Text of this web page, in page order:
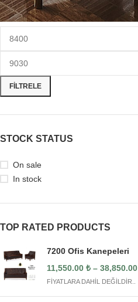
FILTRELE
STOCK STATUS
On sale
In stock
TOP RATED PRODUCTS
7200 Ofis Kanepeleri
11,550.00 ₺ – 38,850.00
FİYATLARA DAHİL DEĞİLDİR..